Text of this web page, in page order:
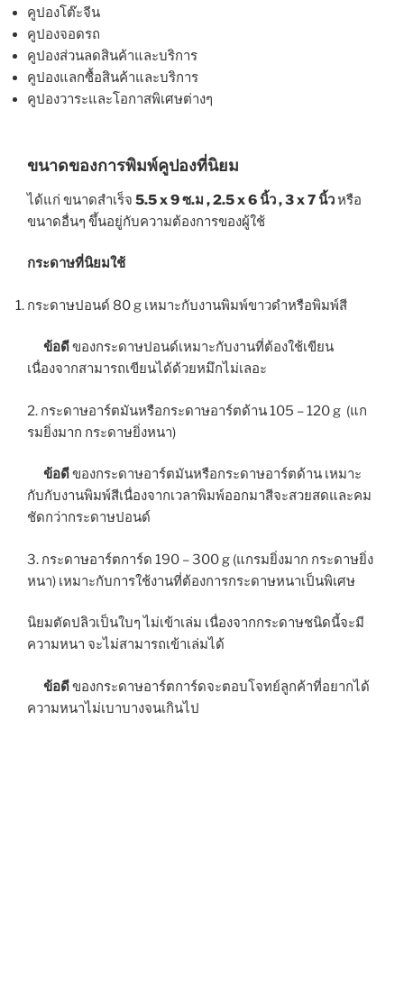
คูปองโต๊ะจีน
คูปองจอดรถ
คูปองส่วนลดสินค้าและบริการ
คูปองแลกซื้อสินค้าและบริการ
คูปองวาระและโอกาสพิเศษต่างๆ
ขนาดของการพิมพ์คูปองที่นิยม
ได้แก่ ขนาดสำเร็จ 5.5 x 9 ซ.ม , 2.5 x 6 นิ้ว , 3 x 7 นิ้วหรือ
ขนาดอื่นๆ ขึ้นอยู่กับความต้องการของผู้ใช้
กระดาษที่นิยมใช้
กระดาษปอนด์ 80 g เหมาะกับงานพิมพ์ขาวดำหรือพิมพ์สี
ข้อดีของกระดาษปอนด์เหมาะกับงานที่ต้องใช้เขียน
เนื่องจากสามารถเขียนได้ด้วยหมึกไม่เลอะ
2. กระดาษอาร์ตมันหรือกระดาษอาร์ตด้าน 105 – 120 g (แก
รมยิ่งมาก กระดาษยิ่งหนา)
ข้อดีของกระดาษอาร์ตมันหรือกระดาษอาร์ตด้าน เหมาะ
กับกับงานพิมพ์สีเนื่องจากเวลาพิมพ์ออกมาสีจะสวยสดและคม
ชัดกว่ากระดาษปอนด์
3. กระดาษอาร์ตการ์ด 190 – 300 g (แกรมยิ่งมาก กระดาษยิ่ง
หนา) เหมาะกับการใช้งานที่ต้องการกระดาษหนาเป็นพิเศษ
นิยมตัดปลิวเป็นใบๆ ไม่เข้าเล่ม เนื่องจากกระดาษชนิดนี้จะมี
ความหนา จะไม่สามารถเข้าเล่มได้
ข้อดีของกระดาษอาร์ตการ์ดจะตอบโจทย์ลูกค้าที่อยากได้
ความหนาไม่เบาบางจนเกินไป